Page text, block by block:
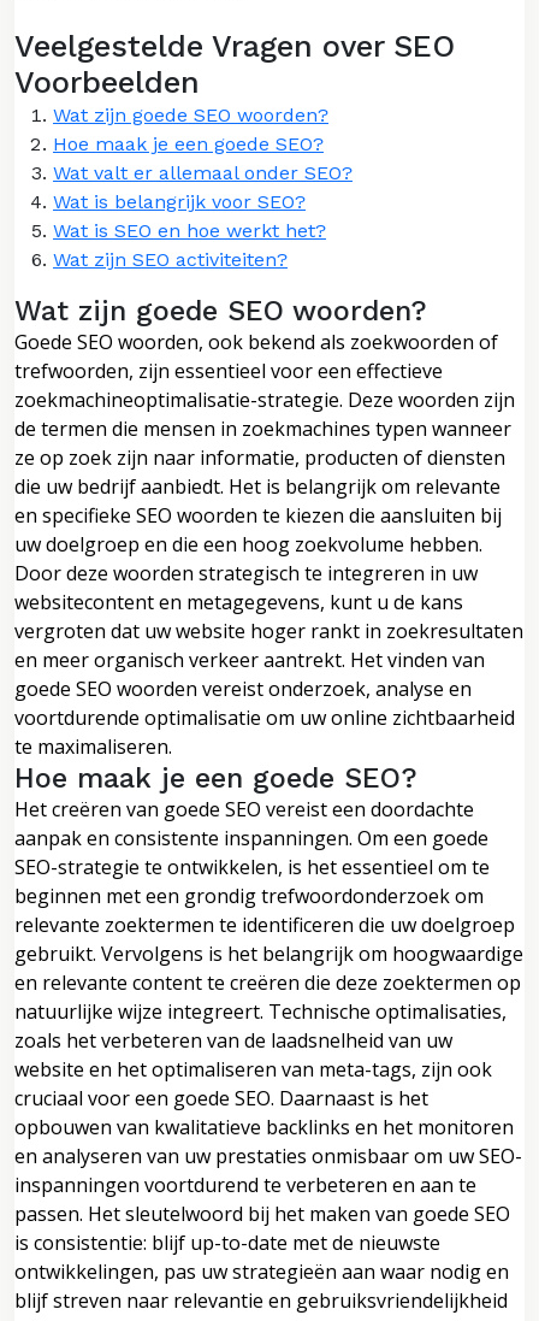
Veelgestelde Vragen over SEO
Voorbeelden
Wat zijn goede SEO woorden?
Hoe maak je een goede SEO?
Wat valt er allemaal onder SEO?
Wat is belangrijk voor SEO?
Wat is SEO en hoe werkt het?
Wat zijn SEO activiteiten?
Wat zijn goede SEO woorden?
Goede SEO woorden, ook bekend als zoekwoorden of
trefwoorden, zijn essentieel voor een effectieve
zoekmachineoptimalisatie-strategie. Deze woorden zijn
de termen die mensen in zoekmachines typen wanneer
ze op zoek zijn naar informatie, producten of diensten
die uw bedrijf aanbiedt. Het is belangrijk om relevante
en specifieke SEO woorden te kiezen die aansluiten bij
uw doelgroep en die een hoog zoekvolume hebben.
Door deze woorden strategisch te integreren in uw
websitecontent en metagegevens, kunt u de kans
vergroten dat uw website hoger rankt in zoekresultaten
en meer organisch verkeer aantrekt. Het vinden van
goede SEO woorden vereist onderzoek, analyse en
voortdurende optimalisatie om uw online zichtbaarheid
te maximaliseren.
Hoe maak je een goede SEO?
Het creëren van goede SEO vereist een doordachte
aanpak en consistente inspanningen. Om een goede
SEO-strategie te ontwikkelen, is het essentieel om te
beginnen met een grondig trefwoordonderzoek om
relevante zoektermen te identificeren die uw doelgroep
gebruikt. Vervolgens is het belangrijk om hoogwaardige
en relevante content te creëren die deze zoektermen op
natuurlijke wijze integreert. Technische optimalisaties,
zoals het verbeteren van de laadsnelheid van uw
website en het optimaliseren van meta-tags, zijn ook
cruciaal voor een goede SEO. Daarnaast is het
opbouwen van kwalitatieve backlinks en het monitoren
en analyseren van uw prestaties onmisbaar om uw SEO-
inspanningen voortdurend te verbeteren en aan te
passen. Het sleutelwoord bij het maken van goede SEO
is consistentie: blijf up-to-date met de nieuwste
ontwikkelingen, pas uw strategieën aan waar nodig en
blijf streven naar relevantie en gebruiksvriendelijkheid